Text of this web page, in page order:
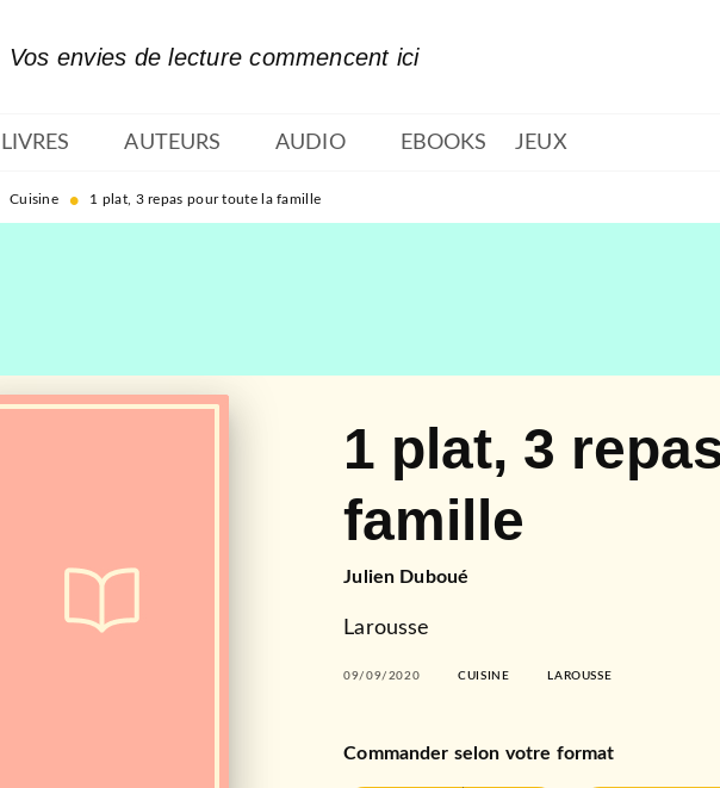
Vos envies de lecture commencent ici
LIVRES AUTEURS AUDIO EBOOKS JEUX
Cuisine • 1 plat, 3 repas pour toute la famille
1 plat, 3
famille
Julien Duboué
Larousse
09/09/2020 CUISINE LAROUSSE
Commander selon votre format